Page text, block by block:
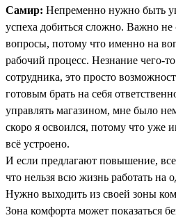
Самир: Непременно нужно быть
успеха добиться сложно. Важно не
вопросы, потому что именно на
рабочий процесс. Незнание чего-
сотрудника, это просто
готовым брать на себя
управлять магазином, мне было
скоро я освоился, потому что уже
всё устроено.
И если предлагают повышение,
что нельзя всю жизнь работать на
Нужно выходить из своей зоны
Зона комфорта может показаться